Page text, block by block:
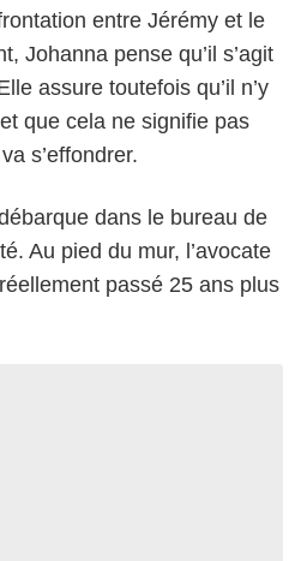
entre Jérémy et le
Johanna pense qu’il s’agit
assure toutefois qu’il n’y
que cela ne signifie pas
s’effondrer.
dans le bureau de
Au pied du mur, l’avocate
passé 25 ans plus